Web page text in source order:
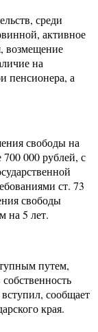
среди
активное
возмещение
на
пенсионера, а
свободы на
000 рублей, с
ст. 73
свободы
на 5 лет.
путем,
сообщает
края.